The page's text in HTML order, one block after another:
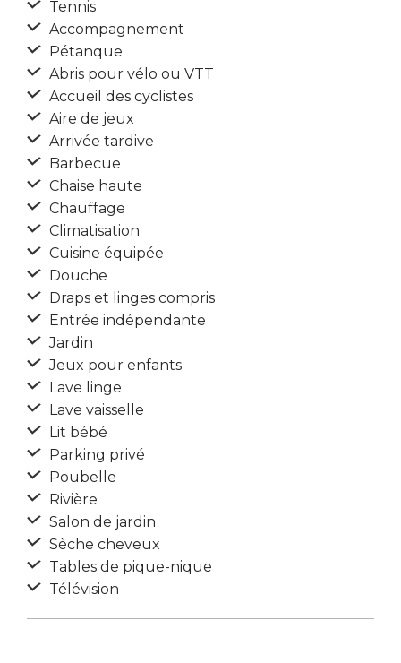
Tennis
Accompagnement
Pétanque
Abris pour vélo ou VTT
Accueil des cyclistes
Aire de jeux
Arrivée tardive
Barbecue
Chaise haute
Chauffage
Climatisation
Cuisine équipée
Douche
Draps et linges compris
Entrée indépendante
Jardin
Jeux pour enfants
Lave linge
Lave vaisselle
Lit bébé
Parking privé
Poubelle
Rivière
Salon de jardin
Sèche cheveux
Tables de pique-nique
Télévision